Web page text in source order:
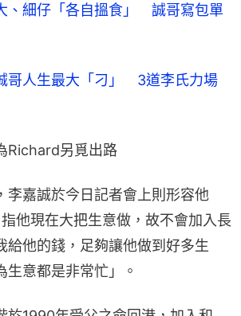
、細仔「各自搵食」　誠哥寫包單
哥人生最大「刁」　3道李氏力場
Richard另覓出路
李嘉誠於今日記者會上則形容他
他現在大把生意做，故不會加入長
給他的錢，足夠讓他做到好多生
生意都是非常忙」。